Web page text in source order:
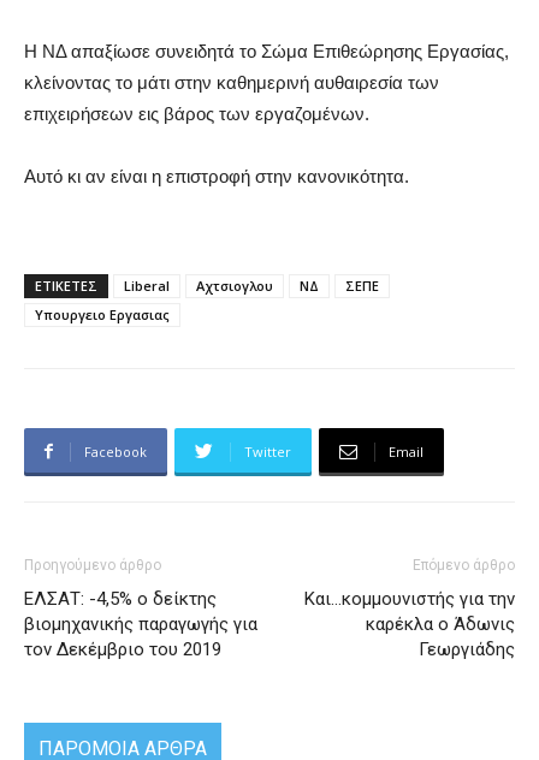
Η ΝΔ απαξίωσε συνειδητά το Σώμα Επιθεώρησης Εργασίας,
κλείνοντας το μάτι στην καθημερινή αυθαιρεσία των
επιχειρήσεων εις βάρος των εργαζομένων.
Αυτό κι αν είναι η επιστροφή στην κανονικότητα.
ΕΤΙΚΕΤΕΣ Liberal Αχτσιογλου ΝΔ
ΣΕΠΕ
Υπουργειο Εργασιας
Facebook Twitter Email
Προηγούμενο άρθρο
ΕΛΣΑΤ: -4,5% ο δείκτης
βιομηχανικής παραγωγής για
τον Δεκέμβριο του 2019
Επόμενο άρθρο
Και…κομμουνιστής για την
καρέκλα ο Άδωνις
Γεωργιάδης
ΠΑΡΟΜΟΙΑ ΑΡΘΡΑ